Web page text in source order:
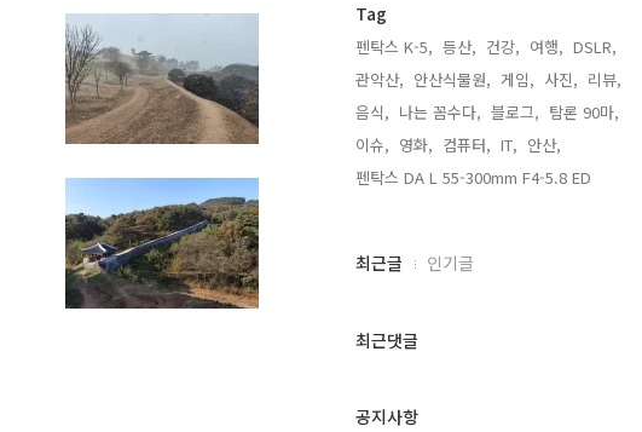
Tag
펜탁스 K-5, 등산, 건강, 여행, DSLR,
관악산, 안산식물원, 게임, 사진, 리뷰,
음식, 나는 꼼수다, 블로그, 탐론 90마,
이슈, 영화, 컴퓨터, IT, 안산,
펜탁스 DA L 55-300mm F4-5.8 ED,
최
과
글
최근글 인기글
최근댓글
공지사항